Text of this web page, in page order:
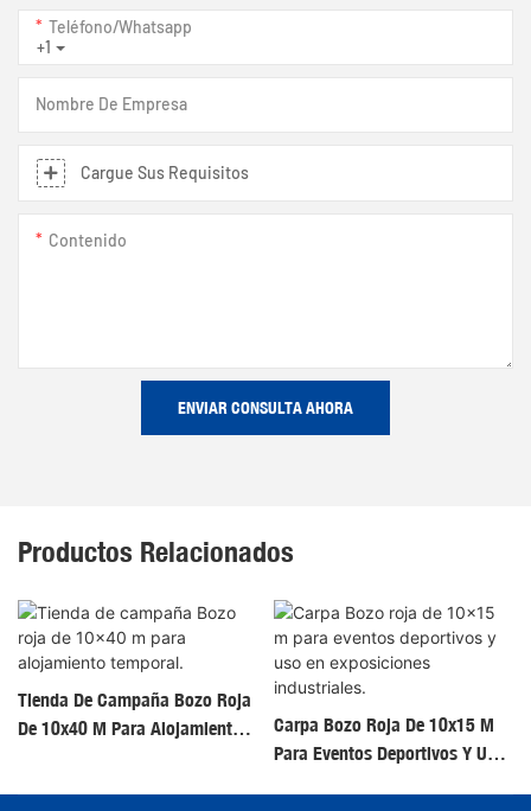
+1
Teléfono/whatsapp
Nombre De Empresa
Cargue Sus Requisitos
Contenido
ENVIAR CONSULTA AHORA
Productos Relacionados
Tienda De Campaña Bozo Roja
De 10x40 M Para Alojamiento
Carpa Bozo Roja De 10x15 M
Para Eventos Deportivos Y Uso